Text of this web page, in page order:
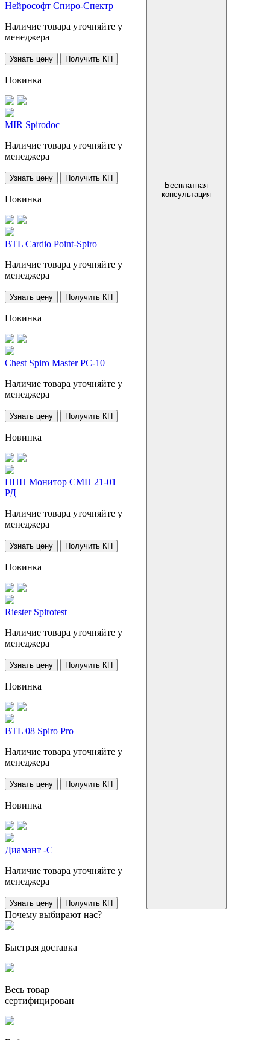
Нейрософт Спиро-Спектр
Наличие товара уточняйте у
менеджера
Узнать цену Получить КП
Новинка
MIR Spirodoc
Наличие товара уточняйте у
менеджера
Узнать цену Получить КП
Новинка
BTL Cardio Point-Spiro
Наличие товара уточняйте у
менеджера
Узнать цену Получить КП
Новинка
Chest Spiro Master PC-10
Наличие товара уточняйте у
менеджера
Узнать цену Получить КП
Новинка
НПП Монитор СМП 21-01
РД
Наличие товара уточняйте у
менеджера
Узнать цену Получить КП
Новинка
Riester Spirotest
Наличие товара уточняйте у
менеджера
Узнать цену Получить КП
Новинка
BTL 08 Spiro Pro
Наличие товара уточняйте у
менеджера
Узнать цену Получить КП
Новинка
Диамант -С
Наличие товара уточняйте у
менеджера
Узнать цену Получить КП
Бесплатная
консультация
Почему выбирают нас?
Быстрая доставка
Весь товар
сертифицирован